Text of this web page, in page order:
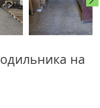
на